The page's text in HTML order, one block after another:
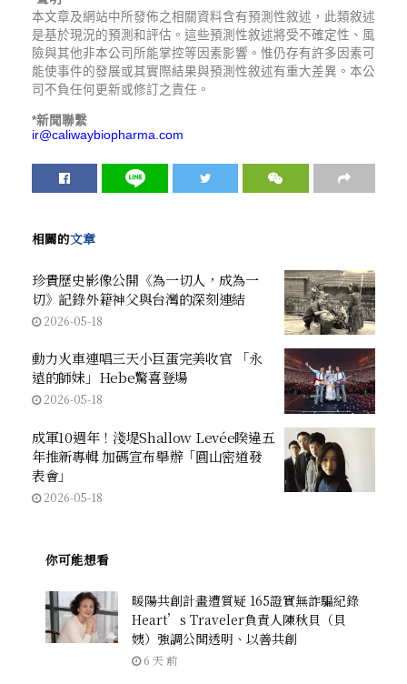
本文章及網站中所發佈之相關資料含有預測性敘述，此類敘述
是基於現況的預測和評估。這些預測性敘述將受不確定性、風
險與其他非本公司所能掌控等因素影響。惟仍存有許多因素可
能使事件的發展或其實際結果與預測性敘述有重大差異。本公
司不負任何更新或修訂之責任。
*新聞聯繫
ir@caliwaybiopharma.com
相關的文章
珍貴歷史影像公開《為一切人，成為一
切》記錄外籍神父與台灣的深刻連結
2026-05-18
動力火車連唱三天小巨蛋完美收官 「永
遠的師妹」Hebe驚喜登場
2026-05-18
成軍10週年！淺堤Shallow Levée睽違五
年推新專輯 加碼宣布舉辦「圓山密道發
表會」
2026-05-18
你可能想看
暖陽共創計畫遭質疑 165證實無詐騙紀錄
Heart’s Traveler負責人陳秋貝（貝
姨）強調公開透明、以善共創
6 天 前